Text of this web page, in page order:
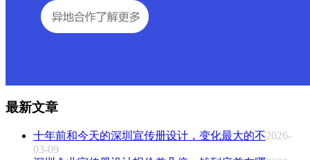
最新文章
十年前和今天的深圳宣传册设计，变化最大的不2026-
03-09